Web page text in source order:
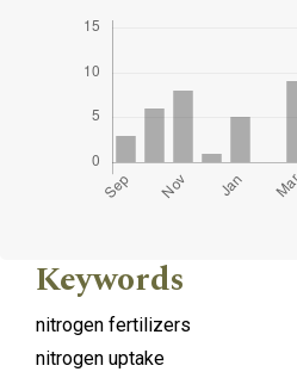
Keywords
nitrogen fertilizers
nitrogen uptake